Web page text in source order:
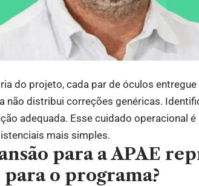
do projeto, cada par de óculos
não distribui correções genéricas.
adequada. Esse cuidado operacional
mais simples.
para a APAE
o programa?